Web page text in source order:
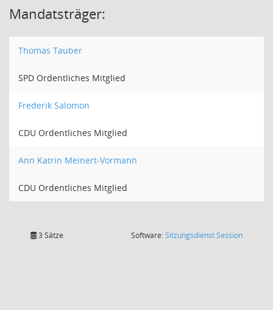
Mandatsträger:
Thomas Tauber
SPD Ordentliches Mitglied
Frederik Salomon
CDU Ordentliches Mitglied
Ann Katrin Meinert-Vormann
CDU Ordentliches Mitglied
3 Sätze Software:SitzungsdienstSession(Wird in